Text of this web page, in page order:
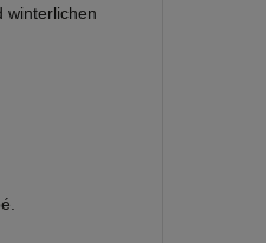
winterlichen